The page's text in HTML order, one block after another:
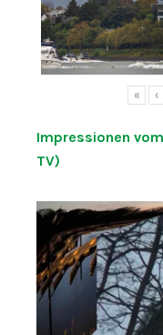
« ‹
Impressionen
TV)